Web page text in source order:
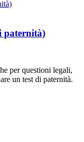
paternità)
per questioni legali,
un test di paternità.